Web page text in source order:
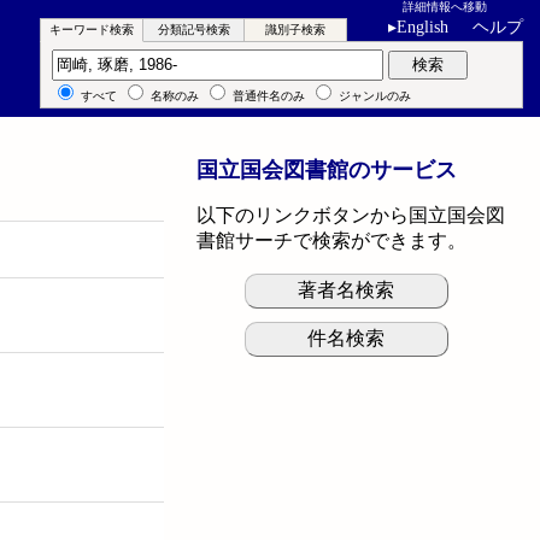
詳細情報へ移動
▸English ヘルプ
キーワード検索 分類記号検索 識別子検索
キーワード検索 検索
すべて 名称のみ 普通件名のみ ジャンルのみ
国立国会図書館のサービス
以下のリンクボタンから国立国会図
書館サーチで検索ができます。
著者名検索
件名検索